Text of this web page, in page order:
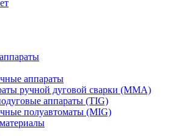
аппараты
ручной дуговой сварки (MMA)
аппараты (TIG)
полуавтоматы (MIG)